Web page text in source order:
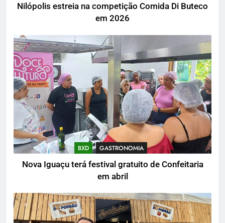
Nilópolis estreia na competição Comida Di Buteco
em 2026
BXD GASTRONOMIA
Nova Iguaçu terá festival gratuito de Confeitaria
em abril